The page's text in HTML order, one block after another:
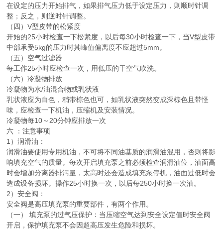
在设定的压力开始排气，如果排气压力低于设定压力，则顺时针调
整；反之，则逆时针调整。
（四）V型皮带的松紧度
开始的25小时检查一下松紧度，以后每30小时检查一下，当V型皮带
中部承受5kg的压力时其峰值偏离度不应超过5mm。
（五）空气过滤器
每工作25小时应检查一次，用低压的干空气吹洗。
（六）冷凝物排放
冷凝物为水/油混合物或乳状液
乳状液应为白色，稍带棕色也可，如乳状液突然变成深棕色且带怪
味，应检查一下机油，压缩机及安装情况。
冷凝物每10～20分钟应排放一次
六 ：注意事项
1）润滑油：
润滑油要使用专用机油，不可将不同油基质的润滑油混用，否则将影
响填充空气的质量。每次开启填充泵之前必须检查润滑油位，油面高
时会增加分离器排污量，太高时还会造成填充泵停机，油面过低时会
造成设备损坏。操作25小时换一次，以后每250小时换一次油。
2）安全阀：
安全阀是高压填充泵的重要部件，有两个作用。
（一） 填充泵的过气压保护：当压缩空气达到安全设定值时安全阀
开启，保护填充泵不会因超高压发生危险和损坏。